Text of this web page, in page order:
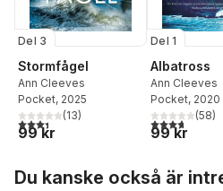
Del 3
Stormfågel
Ann Cleeves
Pocket, 2025
3,4utav 5 stjärnor. Totalt antal röster:
(13)
99 kr
Del 1
Albatross
Ann Cleeves
Pocket, 2020
3,7utav 5(58)
99 kr
Du kanske också är